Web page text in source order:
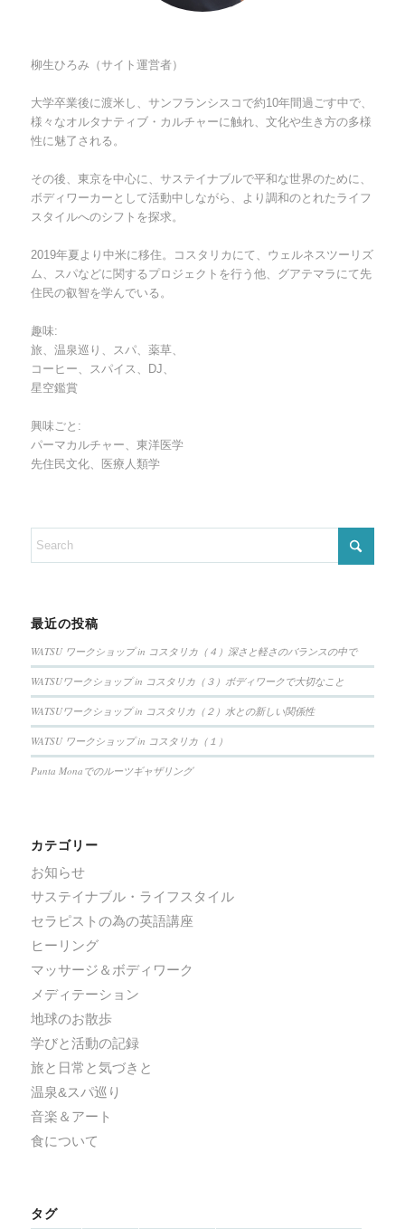
柳生ひろみ（サイト運営者）
大学卒業後に渡米し、サンフランシスコで約10年間過ごす中で、
様々なオルタナティブ・カルチャーに触れ、文化や生き方の多様
性に魅了される。
その後、東京を中心に、サステイナブルで平和な世界のために、
ボディワーカーとして活動中しながら、より調和のとれたライフ
スタイルへのシフトを探求。
2019年夏より中米に移住。コスタリカにて、ウェルネスツーリズ
ム、スパなどに関するプロジェクトを行う他、グアテマラにて先
住民の叡智を学んでいる。
趣味:
旅、温泉巡り、スパ、薬草、
コーヒー、スパイス、DJ、
星空鑑賞
興味ごと:
パーマカルチャー、東洋医学
先住民文化、医療人類学
最近の投稿
WATSU ワークショップ in コスタリカ（４）深さと軽さのバランスの中で
WATSUワークショップ in コスタリカ（３）ボディワークで大切なこと
WATSUワークショップ in コスタリカ（２）水との新しい関係性
WATSU ワークショップ in コスタリカ（１）
Punta Monaでのルーツギャザリング
カテゴリー
お知らせ
サステイナブル・ライフスタイル
セラピストの為の英語講座
ヒーリング
マッサージ＆ボディワーク
メディテーション
地球のお散歩
学びと活動の記録
旅と日常と気づきと
温泉&スパ巡り
音楽＆アート
食について
タグ